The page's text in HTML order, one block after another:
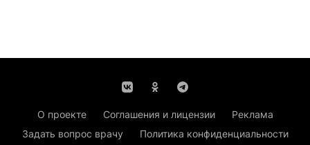
О проекте Соглашения и лицензии
Реклама
Задать вопрос врачу
Политика конфиденциальности